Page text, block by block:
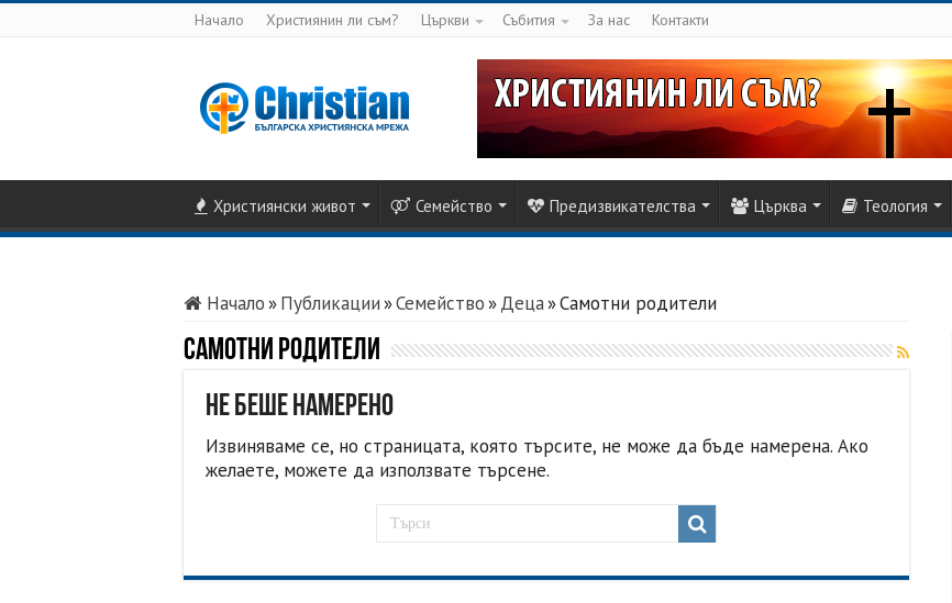
Начало Християнин ли съм? Църкви Събития За нас Контакти
Християнски живот Семейство Предизвикателства Църква Теология
Начало»Публикации»Семейство»Деца»Самотни родители
Самотни родители
Не беше намерено
Извиняваме се, но страницата, която търсите, не може да бъде намерена. Ако
желаете, можете да използвате търсене.